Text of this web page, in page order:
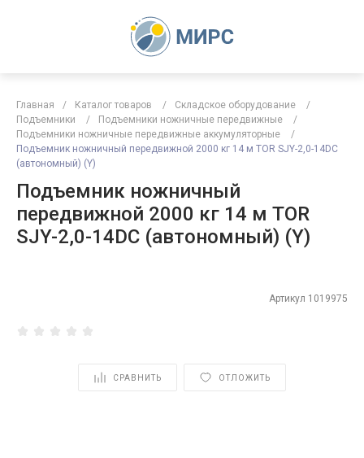
Главная / Каталог товаров / Складское оборудование
/
Подъемники
/ Подъемники ножничные передвижные
/
Подъемники ножничные передвижные аккумуляторные
/
Подъемник ножничный передвижной 2000 кг 14 м TOR SJY-2,0-14DC
(автономный) (Y)
Подъемник ножничный
передвижной 2000 кг 14 м TOR
SJY-2,0-14DC (автономный) (Y)
Артикул 1019975
СРАВНИТЬ ОТЛОЖИТЬ